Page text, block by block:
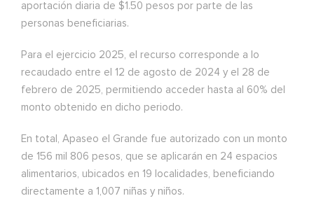
aportación diaria de $1.50 pesos por parte de las
personas beneficiarias.
Para el ejercicio 2025, el recurso corresponde a lo
recaudado entre el 12 de agosto de 2024 y el 28 de
febrero de 2025, permitiendo acceder hasta al 60% del
monto obtenido en dicho periodo.
En total, Apaseo el Grande fue autorizado con un monto
de 156 mil 806 pesos, que se aplicarán en 24 espacios
alimentarios, ubicados en 19 localidades, beneficiando
directamente a 1,007 niñas y niños.